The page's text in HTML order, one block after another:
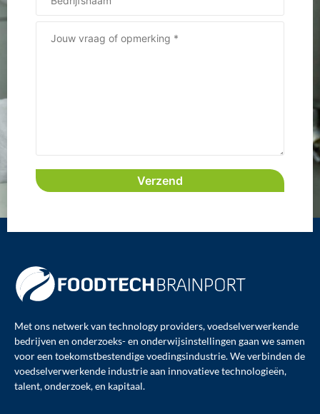
Met ons netwerk van technology providers, voedselverwerkende
bedrijven en onderzoeks- en onderwijsinstellingen gaan we samen
voor een toekomstbestendige voedingsindustrie. We verbinden de
voedselverwerkende industrie aan innovatieve technologieën,
talent, onderzoek, en kapitaal.